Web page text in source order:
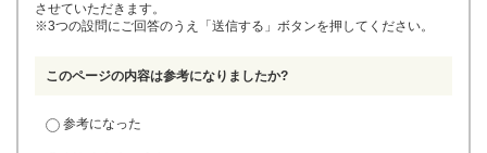
させていただきます。
※3つの設問にご回答のうえ「送信する」ボタンを押してください。
このページの内容は参考になりましたか?
参考になった